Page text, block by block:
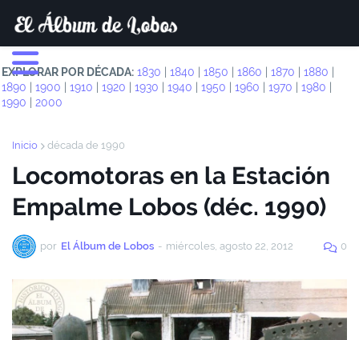
EXPLORAR POR DÉCADA: 1830 1840 1850 1860 1870 1880
1890
1900 1910 1920 1930 1940 1950 1960 1970 1980
1990
2000
Inicio década de 1990
Locomotoras en la Estación
Empalme Lobos (déc. 1990)
por El Álbum de Lobos - miércoles, agosto 22, 2012 0